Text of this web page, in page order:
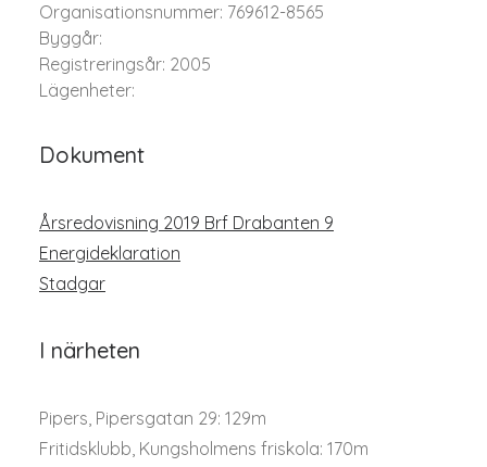
Organisationsnummer: 769612-8565
Byggår:
Registreringsår: 2005
Lägenheter:
Dokument
Årsredovisning 2019 Brf Drabanten 9
Energideklaration
Stadgar
I närheten
Pipers, Pipersgatan 29: 129m
Fritidsklubb, Kungsholmens friskola: 170m